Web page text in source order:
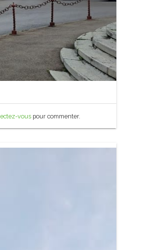
vous pour commenter.